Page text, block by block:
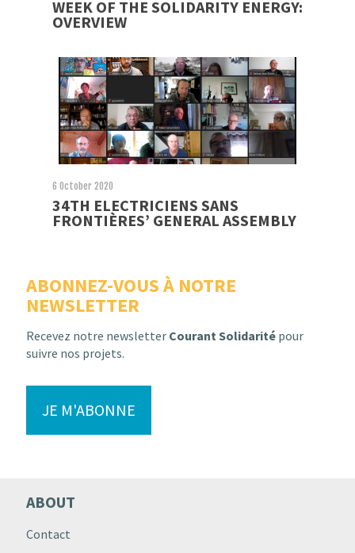
WEEK OF THE SOLIDARITY ENERGY:
OVERVIEW
6 October 2020
34TH ELECTRICIENS SANS
FRONTIÈRES’ GENERAL ASSEMBLY
ABONNEZ-VOUS À NOTRE
NEWSLETTER
Recevez notre newsletter Courant Solidarité pour
suivre nos projets.
JE M'ABONNE
ABOUT
Contact